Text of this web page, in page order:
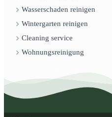
Wasserschaden reinigen
Wintergarten reinigen
Cleaning service
Wohnungsreinigung